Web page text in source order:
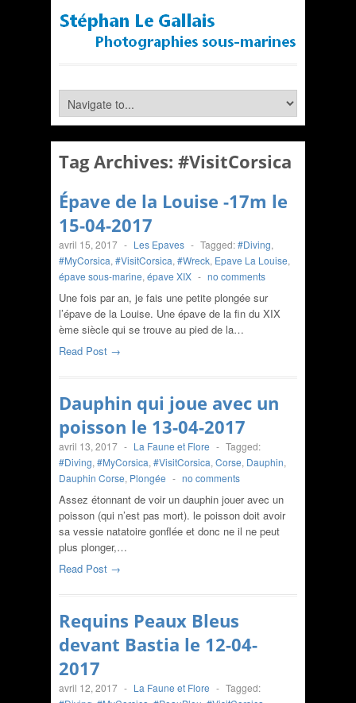
Tag Archives: #VisitCorsica
Épave de la Louise -17m le
15-04-2017
avril 15, 2017 - Les Epaves - Tagged:#Diving,
#MyCorsica, #VisitCorsica, #Wreck, Epave La Louise,
épave sous-marine, épave XIX - no comments
Une fois par an, je fais une petite plongée sur
l’épave de la Louise. Une épave de la fin du XIX
ème siècle qui se trouve au pied de la…
Read Post →
Dauphin qui joue avec un
poisson le 13-04-2017
avril 13, 2017 - La Faune et Flore - Tagged:
#Diving, #MyCorsica, #VisitCorsica, Corse, Dauphin,
Dauphin Corse, Plongée - no comments
Assez étonnant de voir un dauphin jouer avec un
poisson (qui n’est pas mort). le poisson doit avoir
sa vessie natatoire gonflée et donc ne il ne peut
plus plonger,…
Read Post →
Requins Peaux Bleus
devant Bastia le 12-04-
2017
avril 12, 2017 - La Faune et Flore - Tagged: